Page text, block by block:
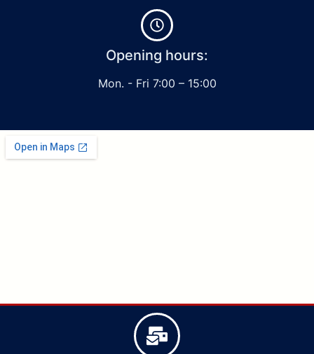
Opening hours:
Mon. - Fri 7:00 – 15:00